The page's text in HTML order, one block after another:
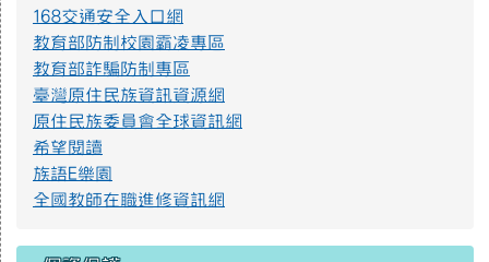
遊樂設施管理規範3.png
遊樂設施管理規範2.png
遊樂設施管理規範1.png
168交通安全入口網
教育部防制校園霸凌專區
教育部詐騙防制專區
臺灣原住民族資訊資源網
原住民族委員會全球資訊網
希望閱讀
族語E樂園
全國教師在職進修資訊網